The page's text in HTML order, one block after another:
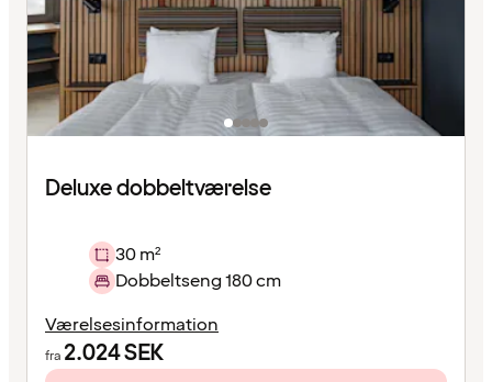
Deluxe dobbeltværelse
30 m²
Dobbeltseng 180 cm
Værelsesinformation
fra 2.024SEK